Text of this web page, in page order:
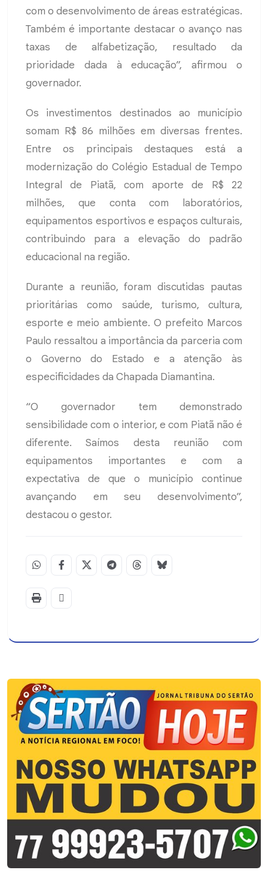
com o desenvolvimento de áreas estratégicas.
Também é importante destacar o avanço nas
taxas de alfabetização, resultado da
prioridade dada à educação”, afirmou o
governador.
Os investimentos destinados ao município
somam R$ 86 milhões em diversas frentes.
Entre os principais destaques está a
modernização do Colégio Estadual de Tempo
Integral de Piatã, com aporte de R$ 22
milhões, que conta com laboratórios,
equipamentos esportivos e espaços culturais,
contribuindo para a elevação do padrão
educacional na região.
Durante a reunião, foram discutidas pautas
prioritárias como saúde, turismo, cultura,
esporte e meio ambiente. O prefeito Marcos
Paulo ressaltou a importância da parceria com
o Governo do Estado e a atenção às
especificidades da Chapada Diamantina.
“O governador tem demonstrado
sensibilidade com o interior, e com Piatã não é
diferente. Saímos desta reunião com
equipamentos importantes e com a
expectativa de que o município continue
avançando em seu desenvolvimento”,
destacou o gestor.